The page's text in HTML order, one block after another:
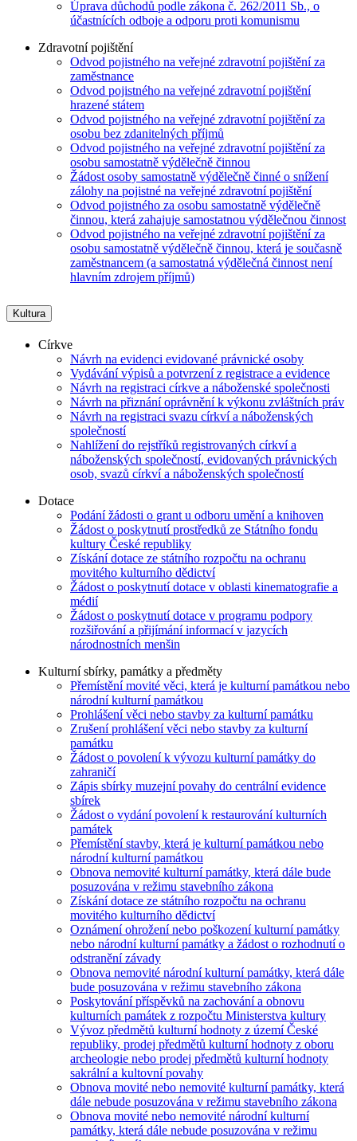
Úprava důchodů podle zákona č. 262/2011 Sb., o
účastnících odboje a odporu proti komunismu
Zdravotní pojištění
Odvod pojistného na veřejné zdravotní pojištění za
zaměstnance
Odvod pojistného na veřejné zdravotní pojištění
hrazené státem
Odvod pojistného na veřejné zdravotní pojištění za
osobu bez zdanitelných příjmů
Odvod pojistného na veřejné zdravotní pojištění za
osobu samostatně výdělečně činnou
Žádost osoby samostatně výdělečně činné o snížení
zálohy na pojistné na veřejné zdravotní pojištění
Odvod pojistného za osobu samostatně výdělečně
činnou, která zahajuje samostatnou výdělečnou činnost
Odvod pojistného na veřejné zdravotní pojištění za
osobu samostatně výdělečně činnou, která je současně
zaměstnancem (a samostatná výdělečná činnost není
hlavním zdrojem příjmů)
Kultura
Církve
Návrh na evidenci evidované právnické osoby
Vydávání výpisů a potvrzení z registrace a evidence
Návrh na registraci církve a náboženské společnosti
Návrh na přiznání oprávnění k výkonu zvláštních práv
Návrh na registraci svazu církví a náboženských
společností
Nahlížení do rejstříků registrovaných církví a
náboženských společností, evidovaných právnických
osob, svazů církví a náboženských společností
Dotace
Podání žádosti o grant u odboru umění a knihoven
Žádost o poskytnutí prostředků ze Státního fondu
kultury České republiky
Získání dotace ze státního rozpočtu na ochranu
movitého kulturního dědictví
Žádost o poskytnutí dotace v oblasti kinematografie a
médií
Žádost o poskytnutí dotace v programu podpory
rozšiřování a přijímání informací v jazycích
národnostních menšin
Kulturní sbírky, památky a předměty
Přemístění movité věci, která je kulturní památkou nebo
národní kulturní památkou
Prohlášení věci nebo stavby za kulturní památku
Zrušení prohlášení věci nebo stavby za kulturní
památku
Žádost o povolení k vývozu kulturní památky do
zahraničí
Zápis sbírky muzejní povahy do centrální evidence
sbírek
Žádost o vydání povolení k restaurování kulturních
památek
Přemístění stavby, která je kulturní památkou nebo
národní kulturní památkou
Obnova nemovité kulturní památky, která dále bude
posuzována v režimu stavebního zákona
Získání dotace ze státního rozpočtu na ochranu
movitého kulturního dědictví
Oznámení ohrožení nebo poškození kulturní památky
nebo národní kulturní památky a žádost o rozhodnutí o
odstranění závady
Obnova nemovité národní kulturní památky, která dále
bude posuzována v režimu stavebního zákona
Poskytování příspěvků na zachování a obnovu
kulturních památek z rozpočtu Ministerstva kultury
Vývoz předmětů kulturní hodnoty z území České
republiky, prodej předmětů kulturní hodnoty z oboru
archeologie nebo prodej předmětů kulturní hodnoty
sakrální a kultovní povahy
Obnova movité nebo nemovité kulturní památky, která
dále nebude posuzována v režimu stavebního zákona
Obnova movité nebo nemovité národní kulturní
památky, která dále nebude posuzována v režimu